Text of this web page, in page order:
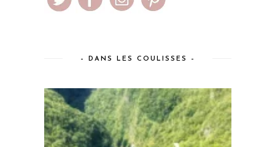
– DANS LES COULISSES –